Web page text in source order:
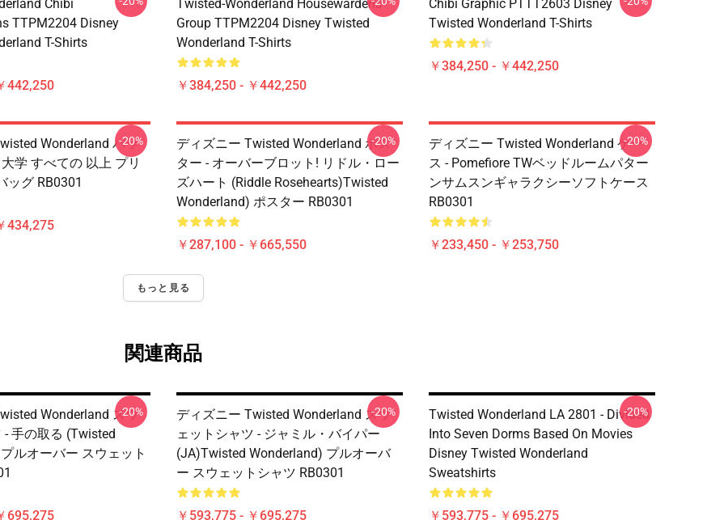
Chibi
TTPM2204 Disney
T-Shirts
442,250
Twisted-Wonderland Housewardens
Group TTPM2204 Disney Twisted
Wonderland T-Shirts
￥384,250 - ￥442,250
Chibi Graphic PTTT2603 Disney
Twisted Wonderland T-Shirts
￥384,250 - ￥442,250
Wonderland バッ
学 すべての 以上 プリ
ッグ RB0301
434,275
-20%
ディズニー Twisted Wonderland ポス
ター - オーバーブロット! リドル・ロー
ズハート (Riddle Rosehearts)Twisted
Wonderland) ポスター RB0301
￥287,100 - ￥665,550
-20%
ディズニー Twisted Wonderland ケー
ス - Pomefiore TWベッドルームパター
ンサムスンギャラクシーソフトケース
RB0301
￥233,450 - ￥253,750
-20%
もっと見る
関連商品
Wonderland スウ
- 手の取る (Twisted
ルオーバー スウェット
695,275
-20%
ディズニー Twisted Wonderland スウ
ェットシャツ - ジャミル・バイパー
(JA)Twisted Wonderland) プルオーバ
ー スウェットシャツ RB0301
￥593,775 - ￥695,275
-20%
Twisted Wonderland LA 2801 - Divided
Into Seven Dorms Based On Movies
Disney Twisted Wonderland
Sweatshirts
￥593,775 - ￥695,275
-20%